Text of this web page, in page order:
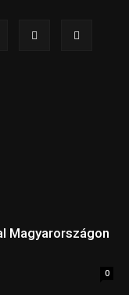
Magyarországon
0